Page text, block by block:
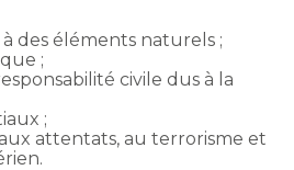
à des éléments naturels ;
;
civile dus à la
;
aux attentats, au terrorisme et